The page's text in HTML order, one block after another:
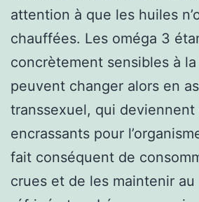
attention à que les huiles
chauffées. Les oméga 3
concrètement sensibles à
peuvent changer alors en
transsexuel, qui
encrassants pour
fait conséquent de
crues et de les maintenir au